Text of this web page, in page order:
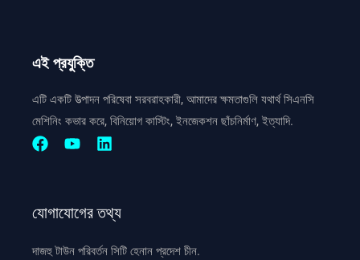
এই প্রযুক্তি
এটি একটি উত্পাদন পরিষেবা সরবরাহকারী, আমাদের ক্ষমতাগুলি যথার্থ সিএনসি
মেশিনিং কভার করে, বিনিয়োগ কাস্টিং, ইনজেকশন ছাঁচনির্মাণ, ইত্যাদি.
যোগাযোগের তথ্য
দাজহু টাউন পরিবর্তন সিটি হেনান প্রদেশ চীন.